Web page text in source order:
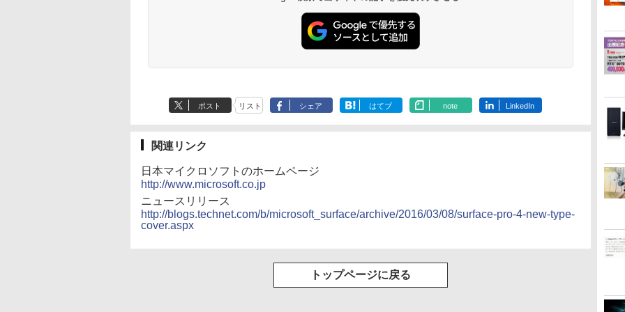
ポスト リスト シェア はてブ note LinkedIn
関連リンク
日本マイクロソフトのホームページ
http://www.microsoft.co.jp
ニュースリリース
http://blogs.technet.com/b/microsoft_surface/archive/2016/03/08/surface-pro-4-new-type-
cover.aspx
トップページに戻る